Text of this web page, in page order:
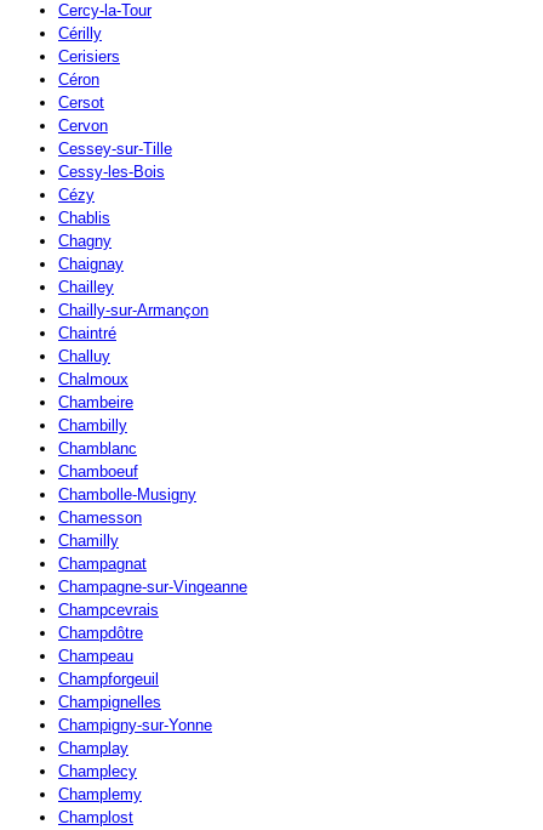
Cercy-la-Tour
Cérilly
Cerisiers
Céron
Cersot
Cervon
Cessey-sur-Tille
Cessy-les-Bois
Cézy
Chablis
Chagny
Chaignay
Chailley
Chailly-sur-Armançon
Chaintré
Challuy
Chalmoux
Chambeire
Chambilly
Chamblanc
Chamboeuf
Chambolle-Musigny
Chamesson
Chamilly
Champagnat
Champagne-sur-Vingeanne
Champcevrais
Champdôtre
Champeau
Champforgeuil
Champignelles
Champigny-sur-Yonne
Champlay
Champlecy
Champlemy
Champlost